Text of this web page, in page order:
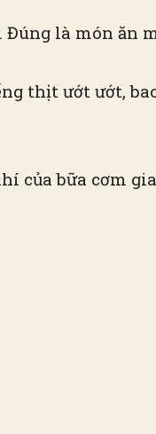
là món ăn
thịt ướt ướt,
của bữa cơm